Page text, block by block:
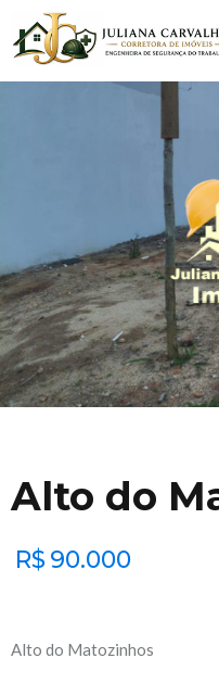
Alto do
R$90.000
Alto do Matozinhos